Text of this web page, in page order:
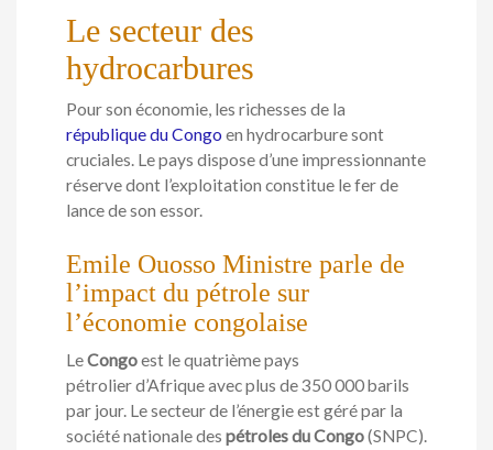
Le secteur des
hydrocarbures
Pour son économie, les richesses de la
république du Congo en hydrocarbure sont
cruciales. Le pays dispose d’une impressionnante
réserve dont l’exploitation constitue le fer de
lance de son essor.
Emile Ouosso Ministre parle de
l’impact du pétrole sur
l’économie congolaise
LeCongoest le quatrième pays
pétrolier d’Afrique avec plus de 350 000 barils
par jour. Le secteur de l’énergie est géré par la
société nationale des pétroles du Congo(SNPC).